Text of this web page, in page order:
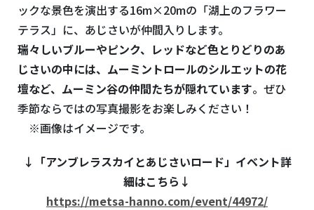
ックな景色を演出する16m×20mの「湖上のフラワー
テラス」に、あじさいが仲間入りします。
瑞々しいブルーやピンク、レッドなど色とりどりのあ
じさいの中には、ムーミントロールのシルエットの花
壇など、ムーミン谷の仲間たちが隠れています。ぜひ
季節ならではの写真撮影をお楽しみください！
※画像はイメージです。
↓「アンブレラスカイとあじさいロード」イベント詳
細はこちら↓
https://metsa-hanno.com/event/44972/